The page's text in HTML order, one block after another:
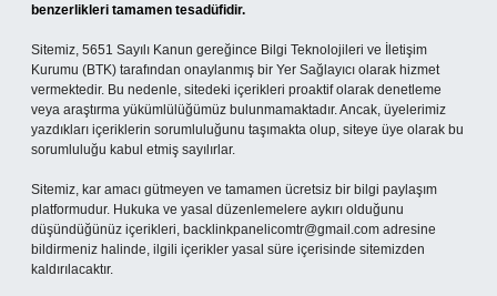
benzerlikleri tamamen tesadüfidir.
Sitemiz, 5651 Sayılı Kanun gereğince Bilgi Teknolojileri ve İletişim
Kurumu (BTK) tarafından onaylanmış bir Yer Sağlayıcı olarak hizmet
vermektedir. Bu nedenle, sitedeki içerikleri proaktif olarak denetleme
veya araştırma yükümlülüğümüz bulunmamaktadır. Ancak, üyelerimiz
yazdıkları içeriklerin sorumluluğunu taşımakta olup, siteye üye olarak bu
sorumluluğu kabul etmiş sayılırlar.
Sitemiz, kar amacı gütmeyen ve tamamen ücretsiz bir bilgi paylaşım
platformudur. Hukuka ve yasal düzenlemelere aykırı olduğunu
düşündüğünüz içerikleri, backlinkpanelicomtr@gmail.com adresine
bildirmeniz halinde, ilgili içerikler yasal süre içerisinde sitemizden
kaldırılacaktır.